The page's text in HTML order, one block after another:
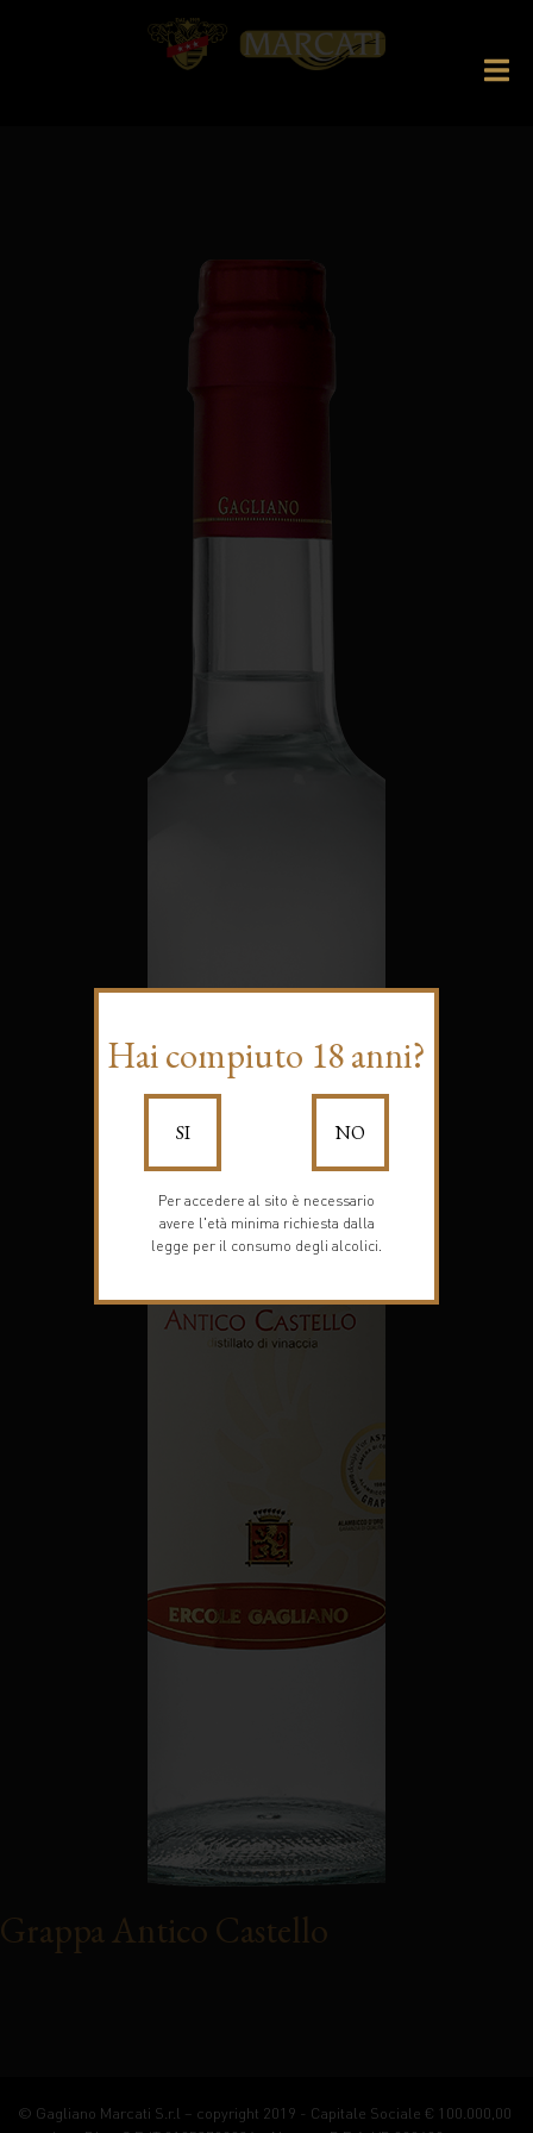
Grappa Antico Castello
© Gagliano Marcati S.r.l – copyright 2019 - Capitale Sociale € 100.000,00
Hai compiuto 18 anni?
SI NO
Per accedere al sito è necessario
avere l'età minima richiesta dalla
legge per il consumo degli alcolici.